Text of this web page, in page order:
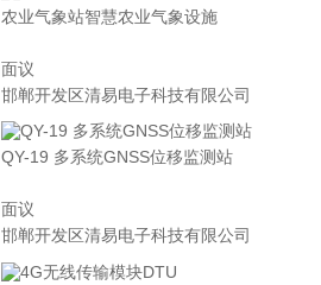
农业气象站智慧农业气象设施
面议
邯郸开发区清易电子科技有限公司
QY-19 多系统GNSS位移监测站
面议
邯郸开发区清易电子科技有限公司